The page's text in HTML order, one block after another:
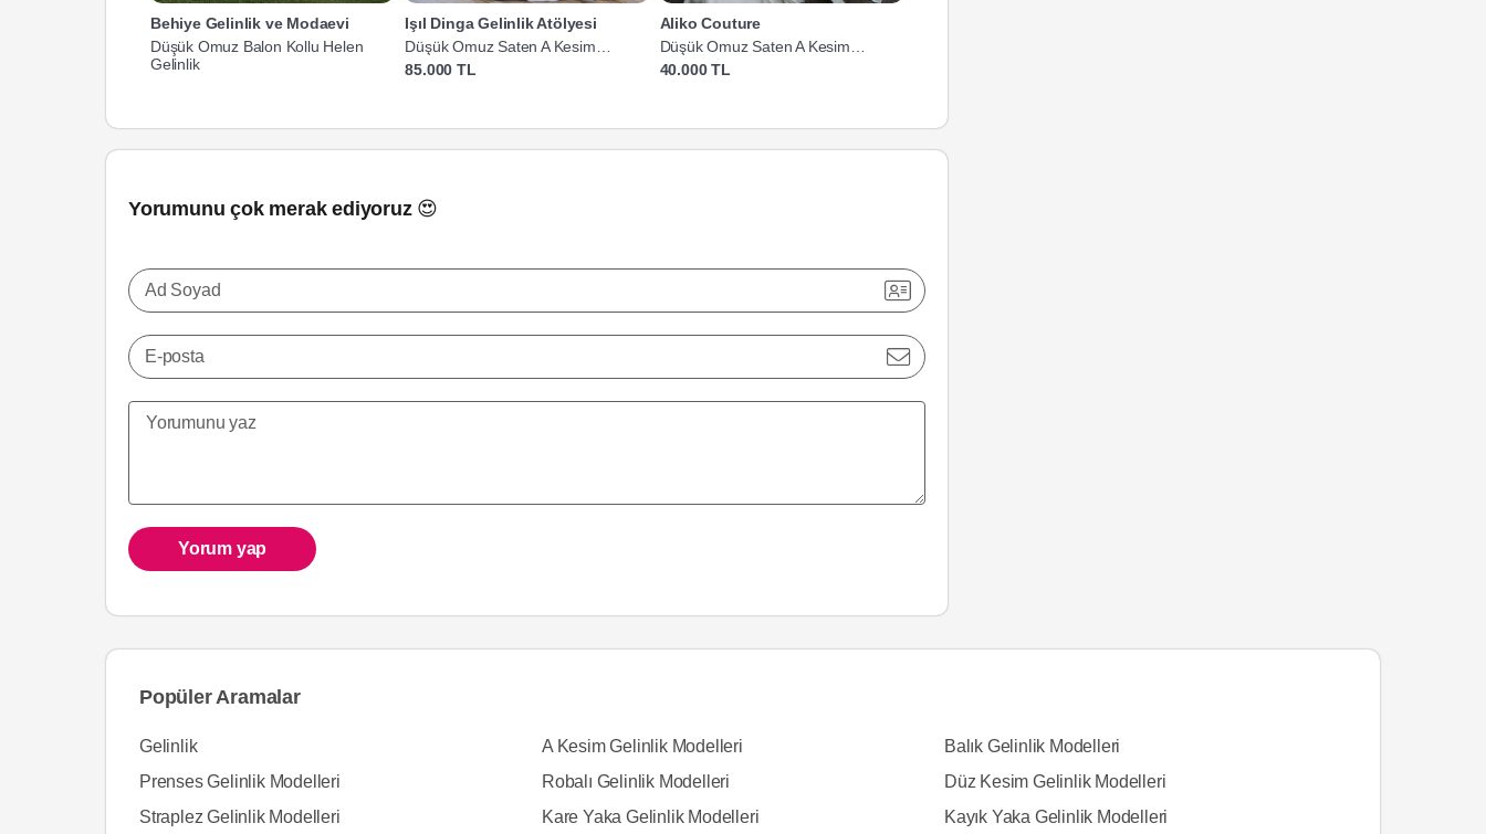
Behiye Gelinlik ve Modaevi
Düşük Omuz Balon Kollu Helen
Gelinlik
Işıl Dinga Gelinlik Atölyesi
Düşük Omuz Saten A Kesim
Gelinlik
85.000 TL
Aliko Couture
Düşük Omuz Saten A Kesim
Gelinlik
40.000 TL
Yorumunu çok merak ediyoruz 😍
Ad Soyad
E-posta
Yorum yap
Popüler Aramalar
Gelinlik A Kesim Gelinlik Modelleri
Balık Gelinlik Modelleri
Prenses Gelinlik Modelleri
Robalı Gelinlik Modelleri
Düz Kesim Gelinlik Modelleri
Straplez Gelinlik Modelleri
Kare Yaka Gelinlik Modelleri
Kayık Yaka Gelinlik Modelleri